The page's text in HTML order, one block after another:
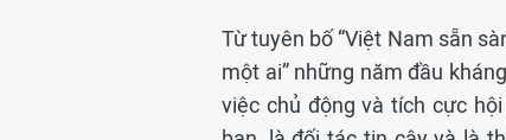
Từ tuyên bố “Việt Nam sẵn
một ai” những năm đầu
việc chủ động và tích cực